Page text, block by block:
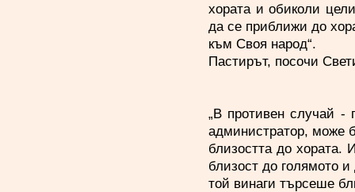
хората и обиколи
да се приближи до
към Своя народ“.
Пастирът, посочи
„В противен случай -
администратор, може
близостта до хората.
близост до голямото
той винаги търсеше